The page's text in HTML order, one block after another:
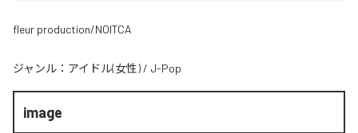
fleur production/NOITCA
ジャンル： アイドル(女性) / J-Pop
image